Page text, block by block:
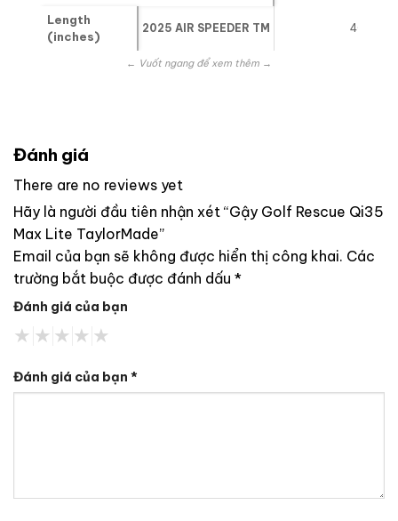
Length
(inches)
2025 AIR SPEEDER TM 40.25
Đánh giá
There are no reviews yet
Hãy là người đầu tiên nhận xét “Gậy Golf Rescue Qi35
Max Lite TaylorMade”
Email của bạn sẽ không được hiển thị công khai. Các
trường bắt buộc được đánh dấu *
Đánh giá của bạn
Đánh giá của bạn *